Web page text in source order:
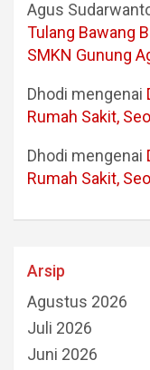
Agus
Tulang Bawang
SMKN Gunung
Dhodi mengenai
Rumah Sakit,
Dhodi mengenai
Rumah Sakit,
Arsip
Agustus 2026
Juli 2026
Juni 2026